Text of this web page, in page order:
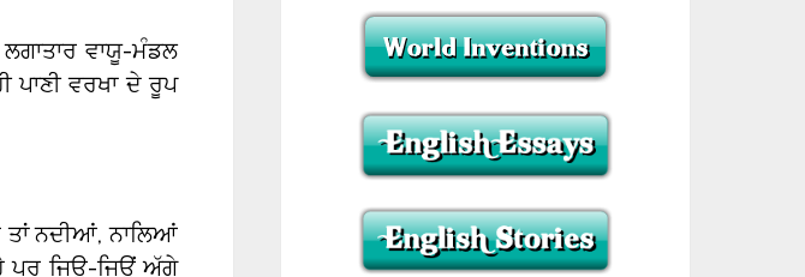
ਵਾਯੂ-ਮੰਡਲ
ਪਾਣੀ ਵਰਖਾ ਦੇ ਰੂਪ
ਤਾਂ ਨਦੀਆਂ, ਨਾਲਿਆਂ
ਪਰ ਜਿਉ-ਜਿਉਂ ਅੱਗੇ